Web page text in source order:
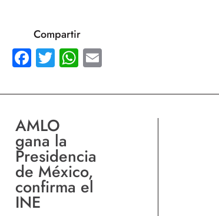
Compartir
Facebook
TwitterWhatsApp
AMLO
gana la
Presidencia
de México,
confirma el
INE